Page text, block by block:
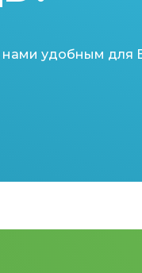
нами удобным для